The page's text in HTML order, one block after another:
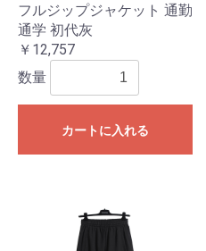
フルジップジャケット 通勤
通学 初代灰
￥12,757
数量
カートに入れる